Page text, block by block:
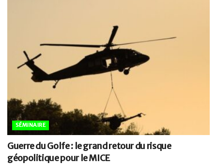
SÉMINAIRE
Guerre du Golfe : le grand retour du risque
géopolitique pour le MICE